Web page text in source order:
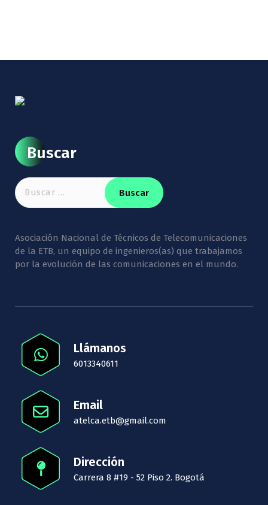
Buscar
Buscar:
Asociación Nacional de Técnicos de Telecomunicaciones
de la ETB, un equipo de ingenieros(as) que trabajamos
por la evolución de las comunicaciones en el mundo.
Llámanos
6013340611
Email
atelca.etb@gmail.com
Dirección
Carrera 8 #19 - 52 Piso 2. Bogotá